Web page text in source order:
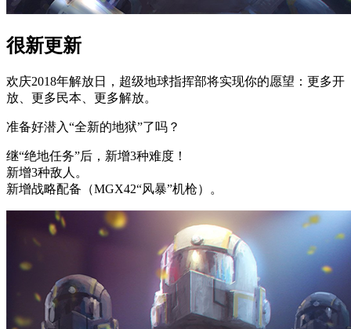
很新更新
欢庆2018年解放日，超级地球指挥部将实现你的愿望：更多开
放、更多民本、更多解放。
准备好潜入“全新的地狱”了吗？
继“绝地任务”后，新增3种难度！
新增3种敌人。
新增战略配备（MGX42“风暴”机枪）。